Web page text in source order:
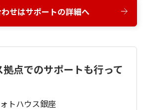
せはサポートの詳細へ
点でのサポートも行って
トハウス銀座